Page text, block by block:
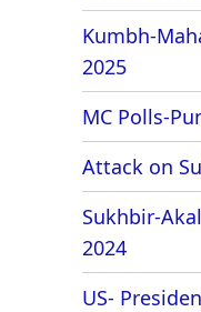
Kumbh-
2025
MC Polls-
Attack on
Sukhbir-
2024
US-